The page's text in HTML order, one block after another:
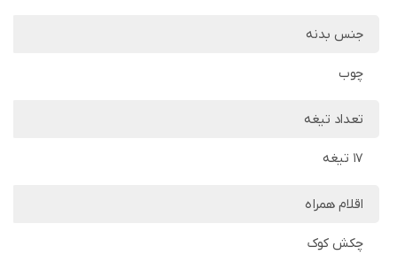
جنس بدنه
چوب
تعداد تیغه
17 تیغه
اقلام همراه
چکش کوک